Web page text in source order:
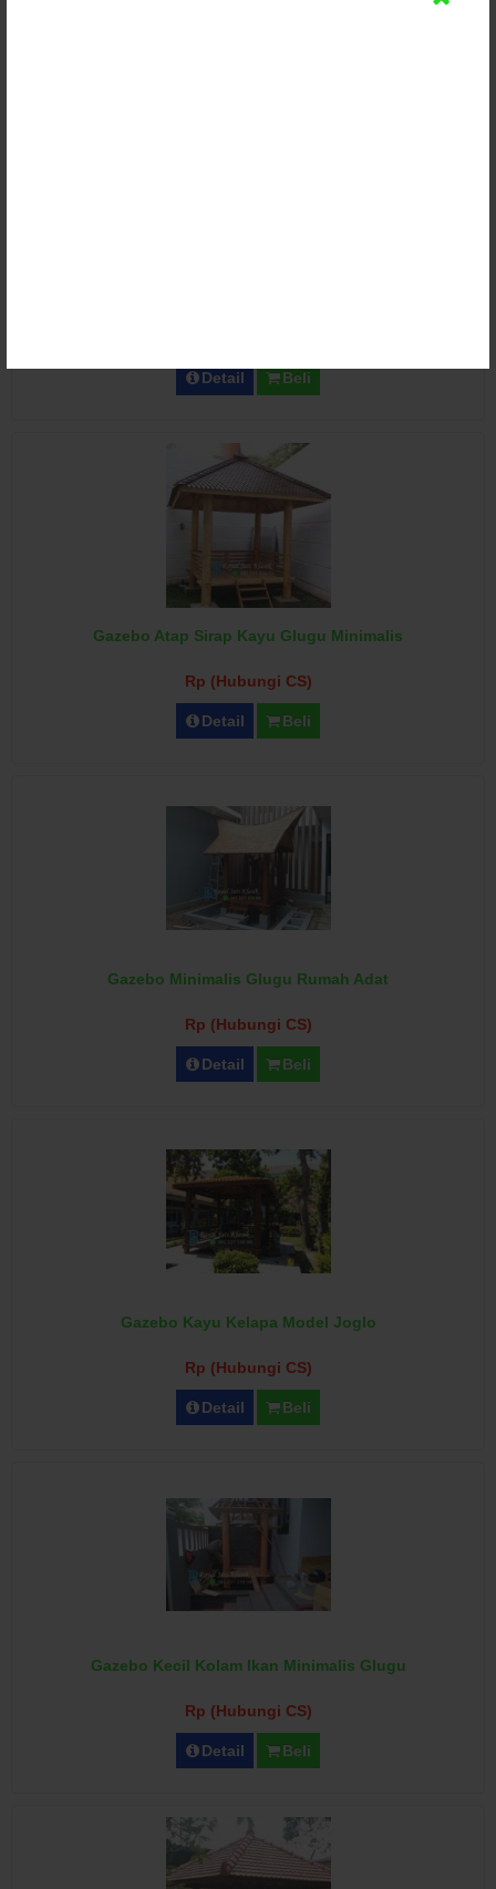
Detail Beli
Gazebo Atap Sirap Kayu Glugu Minimalis
Rp (Hubungi CS)
Detail Beli
Gazebo Minimalis Glugu Rumah Adat
Rp (Hubungi CS)
Detail Beli
Gazebo Kayu Kelapa Model Joglo
Rp (Hubungi CS)
Detail Beli
Gazebo Kecil Kolam Ikan Minimalis Glugu
Rp (Hubungi CS)
Detail Beli